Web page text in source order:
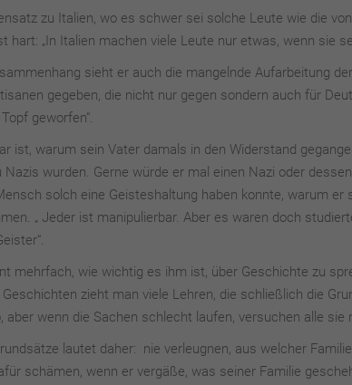
zu Italien, wo es schwer sei solche Leute wie die
hart: „In Italien machen viele Leute nur etwas, wenn sie
sieht er auch die mangelnde Aufarbeitung
gegeben, die nicht nur gegen sondern auch für
geworfen“.
ist, warum sein Vater damals in den Widerstand
Nazis wurden. Gerne würde er mal einen Nazi oder
solch eine Geisteshaltung haben konnte, warum
„ Jeder ist manipulierbar. Aber es waren doch
mehrfach, wie wichtig es ihm ist, über Geschichte zu
zieht man viele Lehren, die schließlich die
aber wenn die Sachen schlecht laufen, versuchen alle sie
lautet daher: nie verleugnen, aus welcher
schämen, wenn er vergäße, was seiner Familie